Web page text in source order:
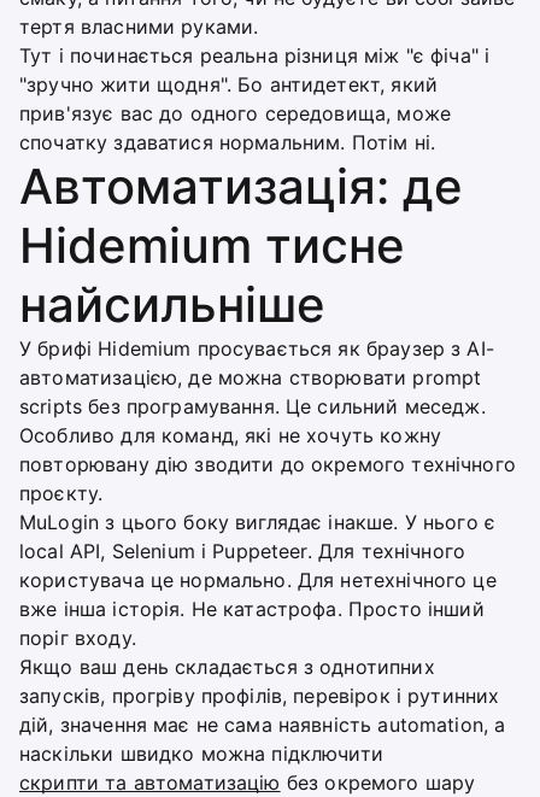
тертя власними руками.
Тут і починається реальна різниця між "є фіча" і
"зручно жити щодня". Бо антидетект, який
прив'язує вас до одного середовища, може
спочатку здаватися нормальним. Потім ні.
Автоматизація: де
Hidemium тисне
найсильніше
У брифі Hidemium просувається як браузер з AI-
автоматизацією, де можна створювати prompt
scripts без програмування. Це сильний меседж.
Особливо для команд, які не хочуть кожну
повторювану дію зводити до окремого технічного
проєкту.
MuLogin з цього боку виглядає інакше. У нього є
local API, Selenium і Puppeteer. Для технічного
користувача це нормально. Для нетехнічного це
вже інша історія. Не катастрофа. Просто інший
поріг входу.
Якщо ваш день складається з однотипних
запусків, прогріву профілів, перевірок і рутинних
дій, значення має не сама наявність automation, а
наскільки швидко можна підключити
скрипти та автоматизацію без окремого шару